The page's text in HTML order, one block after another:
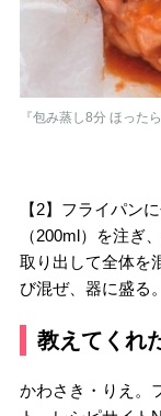
『包み蒸し8分 ほった
【2】フライパン
（200ml）を注ぎ
取り出して全体を
び混ぜ、器に盛る。
教えてくれ
かわさき・りえ。